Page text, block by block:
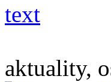
text
aktuality,